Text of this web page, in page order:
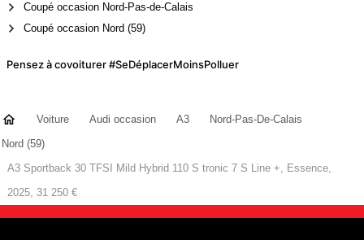
Coupé occasion Nord-Pas-de-Calais
Coupé occasion Nord (59)
Pensez à covoiturer #SeDéplacerMoinsPolluer
Voiture Audi occasion A3
Nord-Pas-De-Calais
Nord (59)
A3 Sportback 30 TFSI Mild Hybrid 110 S tronic 7 S Line +, Essence,
2025, 31 250 €